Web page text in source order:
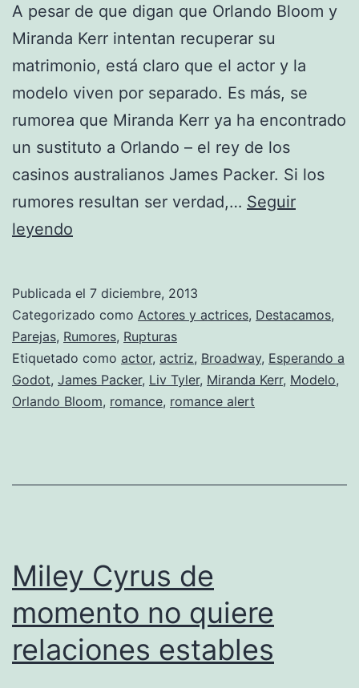
A pesar de que digan que Orlando Bloom y
Miranda Kerr intentan recuperar su
matrimonio, está claro que el actor y la
modelo viven por separado. Es más, se
rumorea que Miranda Kerr ya ha encontrado
un sustituto a Orlando – el rey de los
casinos australianos James Packer. Si los
rumores resultan ser verdad,… Seguir
leyendo
Bloom
y
Liv
Tyler
Publicada el 7 diciembre, 2013
Categorizado como Actores y actrices, Destacamos,
Parejas, Rumores, Rupturas
Etiquetado como actor, actriz, Broadway, Esperando a
Godot, James Packer, Liv Tyler, Miranda Kerr, Modelo,
Orlando Bloom, romance, romance alert
Miley Cyrus de
momento no quiere
relaciones estables